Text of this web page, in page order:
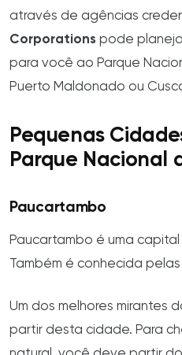
através de agências
Corporations pode
para você ao Parque
Puerto Maldonado ou
Pequenas
Parque Nacional
Paucartambo
Paucartambo é uma
Também é conhecida pelas
Um dos melhores mirantes
partir desta cidade. Para